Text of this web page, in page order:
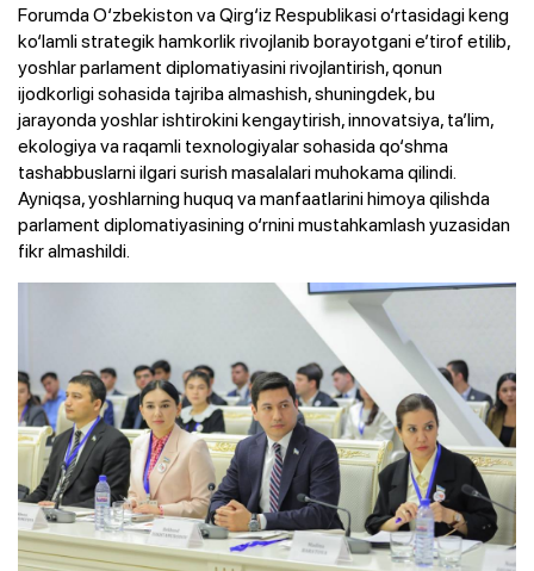
Forumda O‘zbekiston va Qirg‘iz Respublikasi o‘rtasidagi keng
ko‘lamli strategik hamkorlik rivojlanib borayotgani e’tirof etilib,
yoshlar parlament diplomatiyasini rivojlantirish, qonun
ijodkorligi sohasida tajriba almashish, shuningdek, bu
jarayonda yoshlar ishtirokini kengaytirish, innovatsiya, ta’lim,
ekologiya va raqamli texnologiyalar sohasida qo‘shma
tashabbuslarni ilgari surish masalalari muhokama qilindi.
Ayniqsa, yoshlarning huquq va manfaatlarini himoya qilishda
parlament diplomatiyasining o‘rnini mustahkamlash yuzasidan
fikr almashildi.